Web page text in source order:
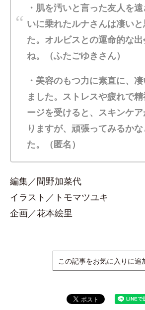
・肌を汚いと言った友人を
いに乗れたルナさんは凄い
た。オルビスとの運命的な
ね。（ふたごゆきさん）
・美容のもつ力に素直に、
ました。ストレスや疲れで
ージを受けると、スキンケ
りますが、頑張ってみるか
た。（匿名）
編集／間野加菜代
イラスト／トモマツユキ
企画／花本絵里
この記事をお気に入りに追